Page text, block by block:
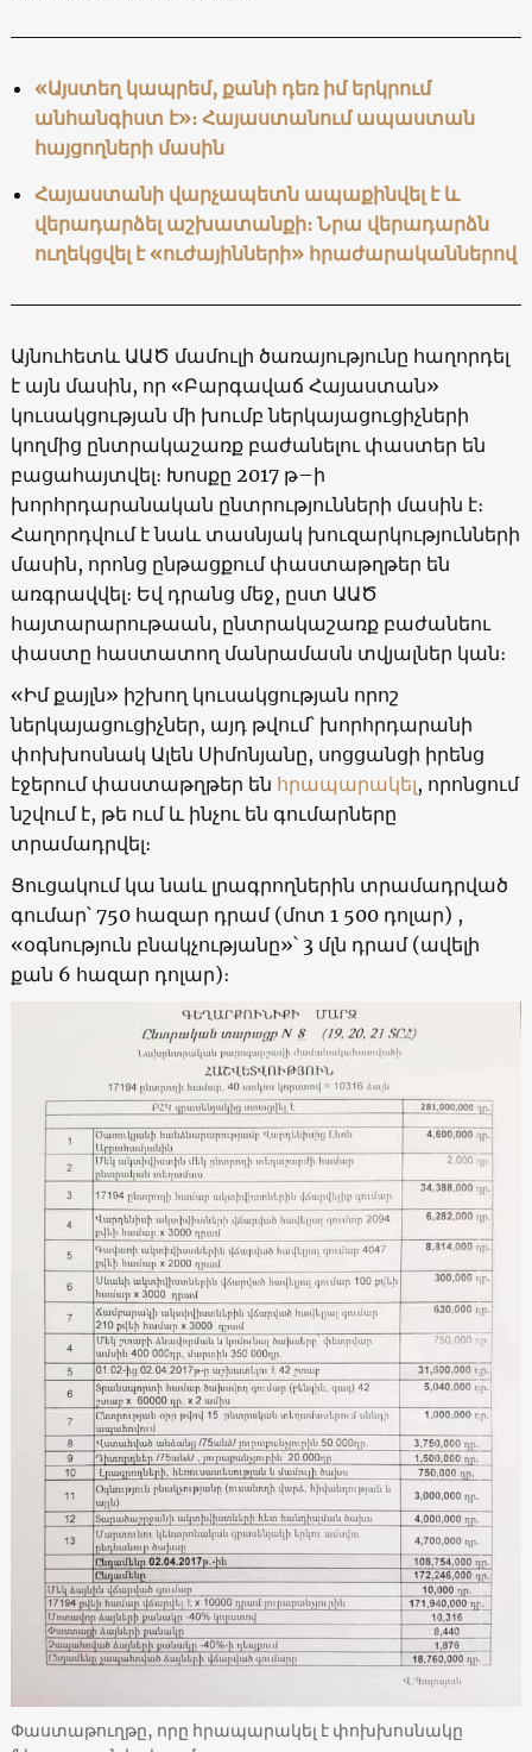
«Այստեղ կապրեմ, քանի դեռ իմ երկրում
անհանգիստ է»։ Հայաստանում ապաստան
հայցողների մասին
Հայաստանի վարչապետն ապաքինվել է և
վերադարձել աշխատանքի։ Նրա վերադարձն
ուղեկցվել է «ուժայինների» հրաժարականներով
Այնուհետև ԱԱԾ մամուլի ծառայությունը հաղորդել
է այն մասին, որ «Բարգավաճ Հայաստան»
կուսակցության մի խումբ ներկայացուցիչների
կողմից ընտրակաշառք բաժանելու փաստեր են
բացահայտվել։ Խոսքը 2017 թ–ի
խորհրդարանական ընտրությունների մասին է։
Հաղորդվում է նաև տասնյակ խուզարկությունների
մասին, որոնց ընթացքում փաստաթղթեր են
առգրավվել։ Եվ դրանց մեջ, ըստ ԱԱԾ
հայտարարութաան, ընտրակաշառք բաժանեու
փաստը հաստատող մանրամասն տվյալներ կան։
«Իմ քայլն» իշխող կուսակցության որոշ
ներկայացուցիչներ, այդ թվում՝ խորհրդարանի
փոխխոսնակ Ալեն Սիմոնյանը, սոցցանցի իրենց
էջերում փաստաթղթեր են հրապարակել, որոնցում
նշվում է, թե ում և ինչու են գումարները
տրամադրվել։
Ցուցակում կա նաև լրագրողներին տրամադրված
գումար՝ 750 հազար դրամ (մոտ 1 500 դոլար) ,
«օգնություն բնակչությանը»՝ 3 մլն դրամ (ավելի
քան 6 հազար դոլար)։
Փաստաթուղթը, որը հրապարակել է փոխխոսնակը